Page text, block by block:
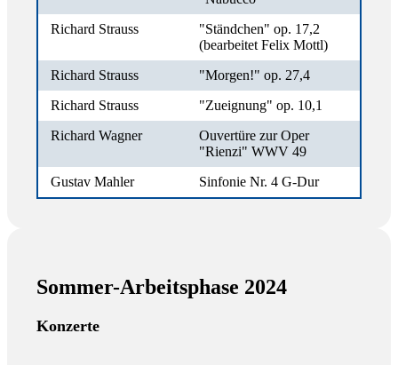
Richard Strauss
"Ständchen" op. 17,2
(bearbeitet Felix Mottl)
Richard Strauss
"Morgen!" op. 27,4
Richard Strauss
"Zueignung" op. 10,1
Richard Wagner
Ouvertüre zur Oper
"Rienzi" WWV 49
Gustav Mahler
Sinfonie Nr. 4 G-Dur
Sommer-Arbeitsphase 2024
Konzerte